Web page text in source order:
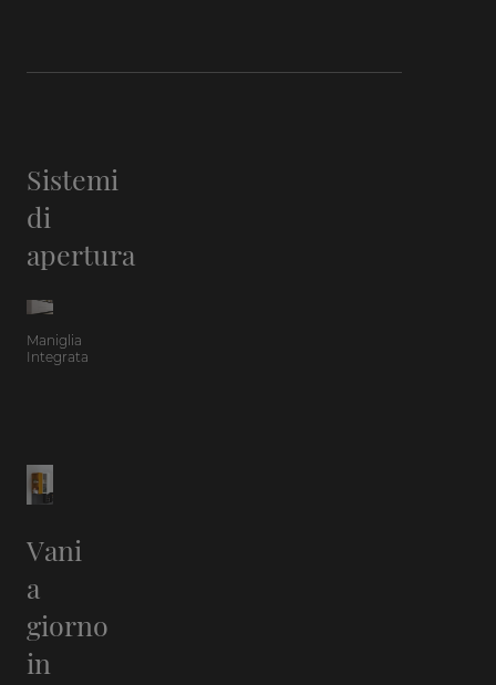
Sistemi
di
apertura
Maniglia
Integrata
Vani
a
giorno
in